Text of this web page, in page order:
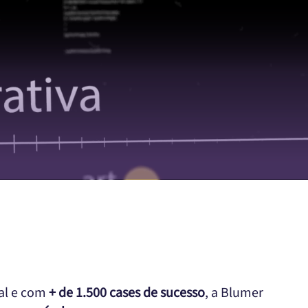
e com + de 1.500 cases de sucesso, a Blumer